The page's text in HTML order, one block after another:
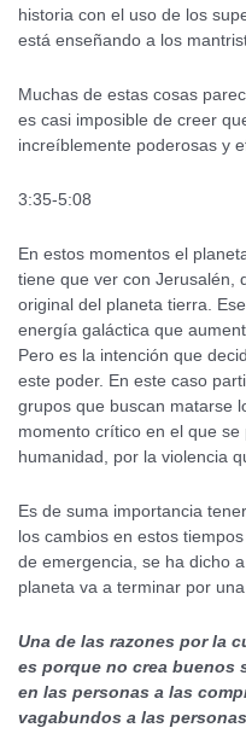
historia con el uso de los
está enseñando a los
Muchas de estas cosas
es casi imposible de creer
increíblemente poderosas y
3:35-5:08
En estos momentos el
tiene que ver con Jerusalén,
original del planeta tierra.
energía galáctica que
Pero es la intención que
este poder. En este caso
grupos que buscan matarse
momento crítico en el que
humanidad, por la violencia
Es de suma importancia
los cambios en estos
de emergencia, se ha dicho
planeta va a terminar por
Una de las razones por la
es porque no crea buenos
en las personas a las
vagabundos a las